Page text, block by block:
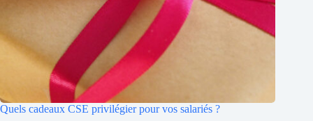
Quels cadeaux CSE privilégier pour vos salariés ?